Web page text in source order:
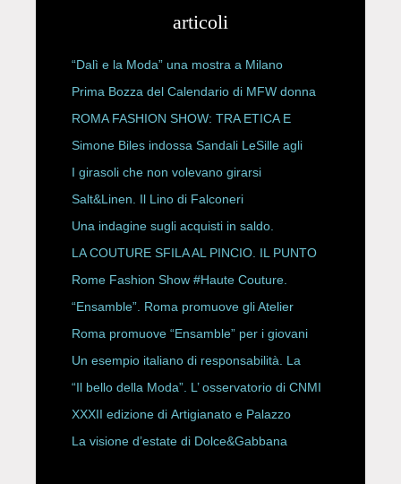
articoli
“Dalì e la Moda” una mostra a Milano
Prima Bozza del Calendario di MFW donna
P/E 2027
ROMA FASHION SHOW: TRA ETICA E
HAUTE COUTURE
Simone Biles indossa Sandali LeSille agli
ESPY Awards 2026
I girasoli che non volevano girarsi
Salt&Linen. Il Lino di Falconeri
Una indagine sugli acquisti in saldo.
LA COUTURE SFILA AL PINCIO. IL PUNTO
CON ALESSANDRO ONORATO E
ROBERTA ANGELILLI
Rome Fashion Show #Haute Couture.
“Ensamble”. Roma promuove gli Atelier
Storici
Roma promuove “Ensamble” per i giovani
Un esempio italiano di responsabilità. La
Rete Slow Fiber
“Il bello della Moda”. L’ osservatorio di CNMI
XXXII edizione di Artigianato e Palazzo
La visione d’estate di Dolce&Gabbana